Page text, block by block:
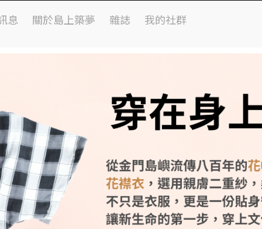
息 關於島上築夢 雜誌 我的社群